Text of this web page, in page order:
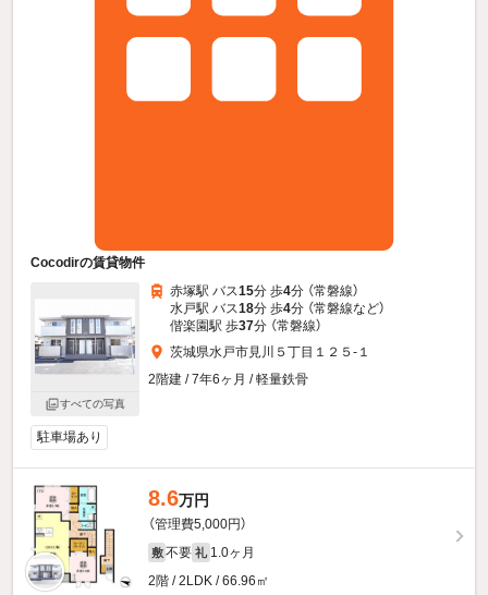
Cocodirの賃貸物件
すべての写真
赤塚駅 バス15分 歩4分 （常磐線）
水戸駅 バス18分 歩4分 （常磐線など）
偕楽園駅 歩37分 （常磐線）
茨城県水戸市見川５丁目１２５-１
2階建 / 7年6ヶ月 / 軽量鉄骨
駐車場あり
8.6万円
（管理費5,000円）
敷 不要 礼 1.0ヶ月
2階 / 2LDK / 66.96㎡